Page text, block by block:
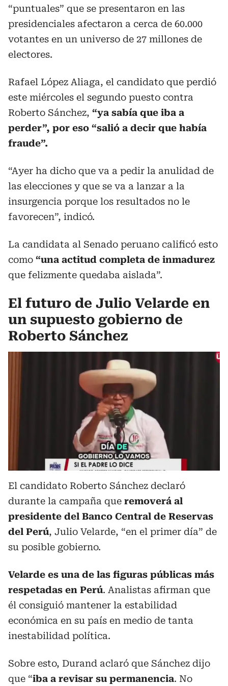
“puntuales” que se presentaron en las
presidenciales afectaron a cerca de 60.000
votantes en un universo de 27 millones de
electores.
Rafael López Aliaga, el candidato que perdió
este miércoles el segundo puesto contra
Roberto Sánchez, “ya sabía que iba a
perder”, por eso “salió a decir que había
fraude”.
“Ayer ha dicho que va a pedir la anulidad de
las elecciones y que se va a lanzar a la
insurgencia porque los resultados no le
favorecen”, indicó.
La candidata al Senado peruano calificó esto
como “una actitud completa de inmadurez
que felizmente quedaba aislada”.
El futuro de Julio Velarde en
un supuesto gobierno de
Roberto Sánchez
El candidato Roberto Sánchez declaró
durante la campaña que removerá al
presidente del Banco Central de Reservas
del Perú, Julio Velarde, “en el primer día” de
su posible gobierno.
Velarde es una de las figuras públicas más
respetadas en Perú. Analistas afirman que
él consiguió mantener la estabilidad
económica en su país en medio de tanta
inestabilidad política.
Sobre esto, Durand aclaró que Sánchez dijo
que “iba a revisar su permanencia. No